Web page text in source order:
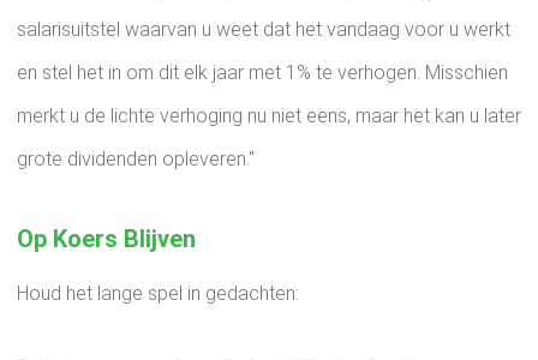
salarisuitstel waarvan u weet dat het vandaag voor u werkt
en stel het in om dit elk jaar met 1% te verhogen. Misschien
merkt u de lichte verhoging nu niet eens, maar het kan u later
grote dividenden opleveren."
Op Koers Blijven
Houd het lange spel in gedachten: